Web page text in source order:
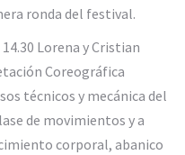
ronda del festival.
Lorena y Cristian
Coreográfica
técnicos y mecánica del
de movimientos y a
corporal, abanico